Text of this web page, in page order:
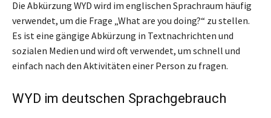
Die Abkürzung WYD wird im englischen Sprachraum häufig
verwendet, um die Frage „What are you doing?“ zu stellen.
Es ist eine gängige Abkürzung in Textnachrichten und
sozialen Medien und wird oft verwendet, um schnell und
einfach nach den Aktivitäten einer Person zu fragen.
WYD im deutschen Sprachgebrauch